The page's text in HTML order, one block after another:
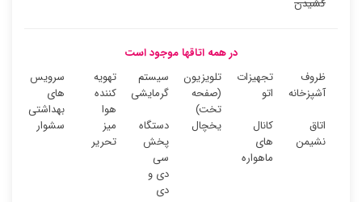
کشیدن
در همه اتاقها موجود است
ظروف
آشپزخانه
تجهیزات
اتو
تلویزیون
(صفحه
تخت)
سیستم
گرمایشی
تهویه
کننده
هوا
سرویس
های
بهداشتی
اتاق
نشیمن
کانال
های
ماهواره
یخچال
دستگاه
پخش
سی
دی و
دی
میز
تحریر
سشوار